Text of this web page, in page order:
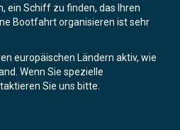
ein Schiff zu finden, das Ihren
Bootfahrt organisieren ist sehr
europäischen Ländern aktiv, wie
Wenn Sie spezielle
Sie uns bitte.